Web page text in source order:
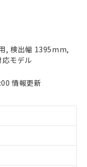
, 検出幅 1395mm,
モデル
情報更新